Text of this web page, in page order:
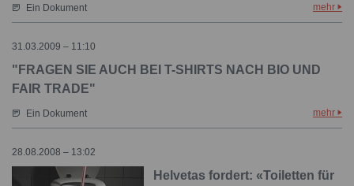
Ein Dokument mehr
31.03.2009 – 11:10
"FRAGEN SIE AUCH BEI T-SHIRTS NACH BIO UND
FAIR TRADE"
Ein Dokument mehr
28.08.2008 – 13:02
Helvetas fordert: «Toiletten für